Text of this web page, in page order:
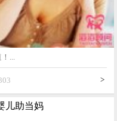
...
>
儿助当妈